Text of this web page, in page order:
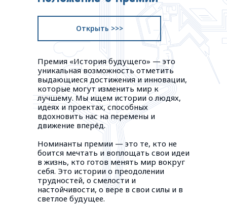
Премия «История будущего» — это
уникальная возможность отметить
выдающиеся достижения и инновации,
которые могут изменить мир к
лучшему. Мы ищем истории о людях,
идеях и проектах, способных
вдохновить нас на перемены и
движение вперёд.
Номинанты премии — это те, кто не
боится мечтать и воплощать свои идеи
в жизнь, кто готов менять мир вокруг
себя. Это истории о преодолении
трудностей, о смелости и
настойчивости, о вере в свои силы и в
светлое будущее.
Открыть >>>